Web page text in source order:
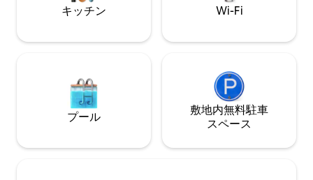
キッチン Wi-Fi
プール
敷地内無料駐⁠車
ス⁠ペ⁠ー⁠ス